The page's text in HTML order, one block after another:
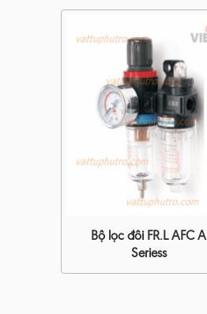
Bộ lọc đôi FR.L AFC A
Seriess